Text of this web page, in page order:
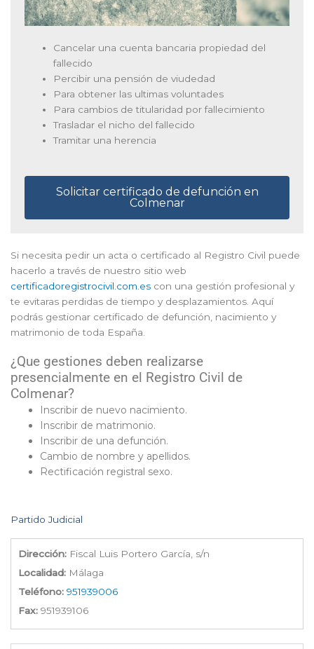
Cancelar una cuenta bancaria propiedad del
fallecido
Percibir una pensión de viudedad
Para obtener las ultimas voluntades
Para cambios de titularidad por fallecimiento
Trasladar el nicho del fallecido
Tramitar una herencia
Solicitar certificado de defunción en
Colmenar
Si necesita pedir un acta o certificado al Registro Civil puede
hacerlo a través de nuestro sitio web
certificadoregistrocivil.com.es con una gestión profesional y
te evitaras perdidas de tiempo y desplazamientos. Aquí
podrás gestionar certificado de defunción, nacimiento y
matrimonio de toda España.
¿Que gestiones deben realizarse
presencialmente en el Registro Civil de
Colmenar?
Inscribir de nuevo nacimiento.
Inscribir de matrimonio.
Inscribir de una defunción.
Cambio de nombre y apellidos.
Rectificación registral sexo.
Partido Judicial
Dirección: Fiscal Luis Portero García, s/n
Localidad: Málaga
Teléfono: 951939006
Fax: 951939106